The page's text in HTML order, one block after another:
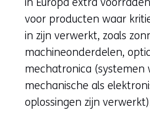
voor producten waar
in zijn verwerkt, zoals
machineonderdelen,
mechatronica (systemen
mechanische als
oplossingen zijn